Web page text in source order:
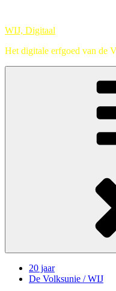
inhoud
WIJ, Digitaal
Het digitale erfgoed van de
20 jaar
De Volksunie / WIJ